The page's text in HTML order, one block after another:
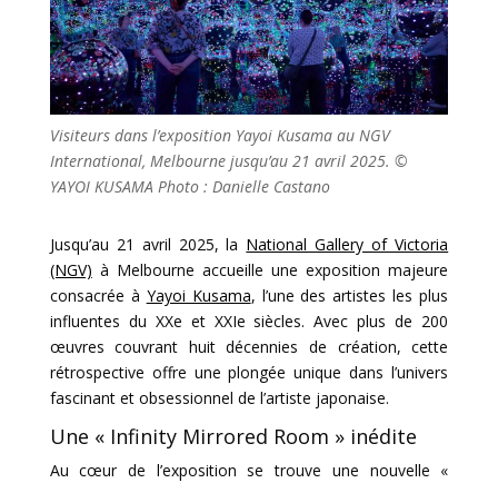
Visiteurs dans l’exposition Yayoi Kusama au NGV
International, Melbourne jusqu’au 21 avril 2025. ©
YAYOI KUSAMA Photo : Danielle Castano
Jusqu’au 21 avril 2025, la National Gallery of Victoria
(NGV) à Melbourne accueille une exposition majeure
consacrée à Yayoi Kusama, l’une des artistes les plus
influentes du XXe et XXIe siècles. Avec plus de 200
œuvres couvrant huit décennies de création, cette
rétrospective offre une plongée unique dans l’univers
fascinant et obsessionnel de l’artiste japonaise.
Une « Infinity Mirrored Room » inédite
Au cœur de l’exposition se trouve une nouvelle «